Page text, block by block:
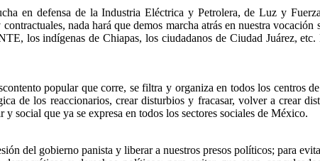
en defensa de la Industria Eléctrica y Petrolera, de Luz y
nada hará que demos marcha atrás en nuestra vocación
los indígenas de Chiapas, los ciudadanos de Ciudad Juárez,
popular que corre, se filtra y organiza en todos los centros
de los reaccionarios, crear disturbios y fracasar, volver a crear
social que ya se expresa en todos los sectores sociales de México.
del gobierno panista y liberar a nuestros presos políticos; para